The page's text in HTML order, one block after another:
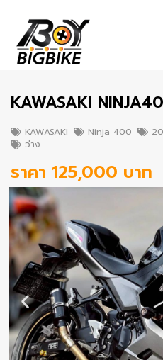
KAWASAKI
KAWASAKI Ninja 400
ว่าง
ราคา 125,000 บาท